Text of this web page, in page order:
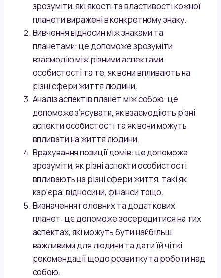
зрозуміти, які якості та властивості кожної
планети виражені в конкретному знаку.
Вивчення відносин між знаками та
планетами: це допоможе зрозуміти
взаємодію між різними аспектами
особистості та те, як вони впливають на
різні сфери життя людини.
Аналіз аспектів планет між собою: це
допоможе з’ясувати, як взаємодіють різні
аспекти особистості та як вони можуть
впливати на життя людини.
Врахування позиції домів: це допоможе
зрозуміти, як різні аспекти особистості
впливають на різні сфери життя, такі як
кар’єра, відносини, фінанси тощо.
Визначення головних та додаткових
планет: це допоможе зосередитися на тих
аспектах, які можуть бути найбільш
важливими для людини та дати їй чіткі
рекомендації щодо розвитку та роботи над
собою.